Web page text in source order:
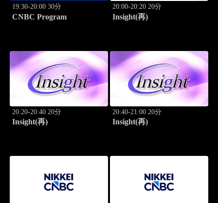
19:30-20:00 30分
CNBC Program
20:00-20:20 20分
Insight(再)
20:20-20:40 20分
Insight(再)
20:40-21:00 20分
Insight(再)